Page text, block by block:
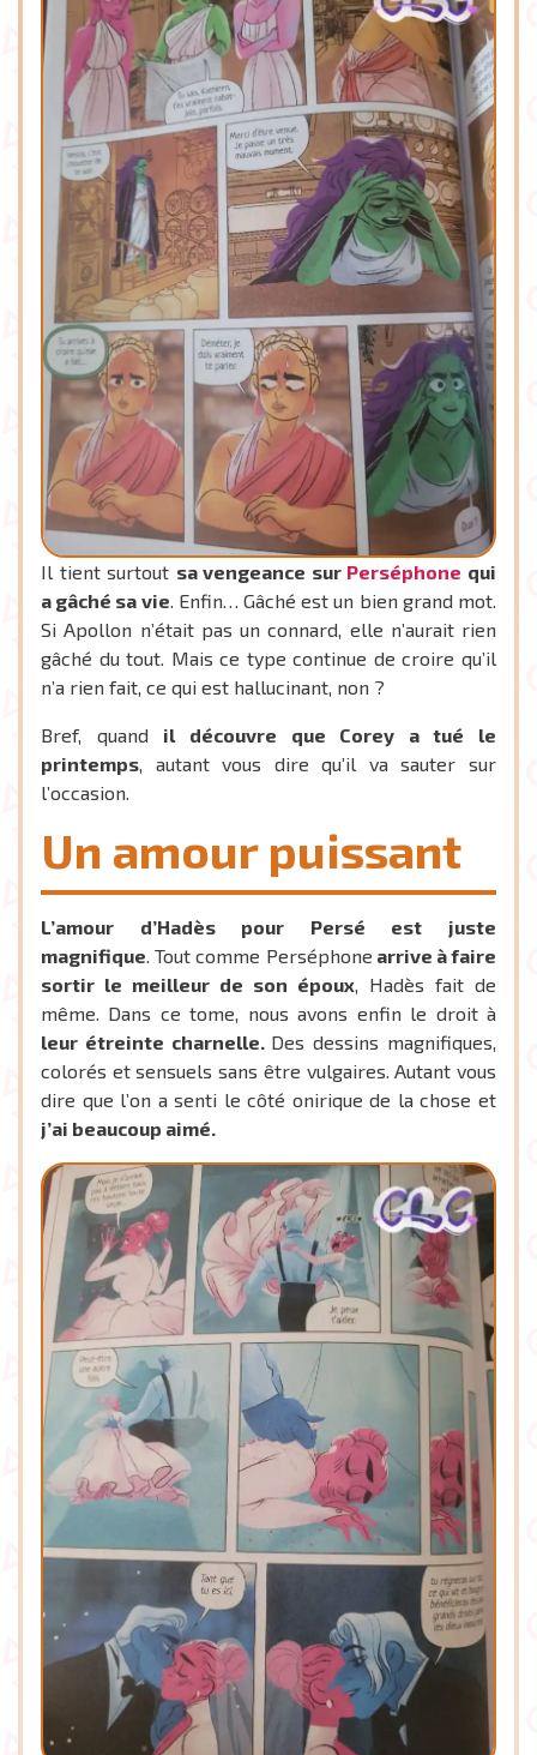
Il tient surtout sa vengeance sur Perséphone qui
a gâché sa vie. Enfin… Gâché est un bien grand mot.
Si Apollon n’était pas un connard, elle n’aurait rien
gâché du tout. Mais ce type continue de croire qu’il
n’a rien fait, ce qui est hallucinant, non ?
Bref, quand il découvre que Corey a tué le
printemps, autant vous dire qu’il va sauter sur
l’occasion.
Un amour puissant
L’amour d’Hadès pour Persé est juste
magnifique. Tout comme Perséphone arrive à faire
sortir le meilleur de son époux, Hadès fait de
même. Dans ce tome, nous avons enfin le droit à
leur étreinte charnelle. Des dessins magnifiques,
colorés et sensuels sans être vulgaires. Autant vous
dire que l’on a senti le côté onirique de la chose et
j’ai beaucoup aimé.